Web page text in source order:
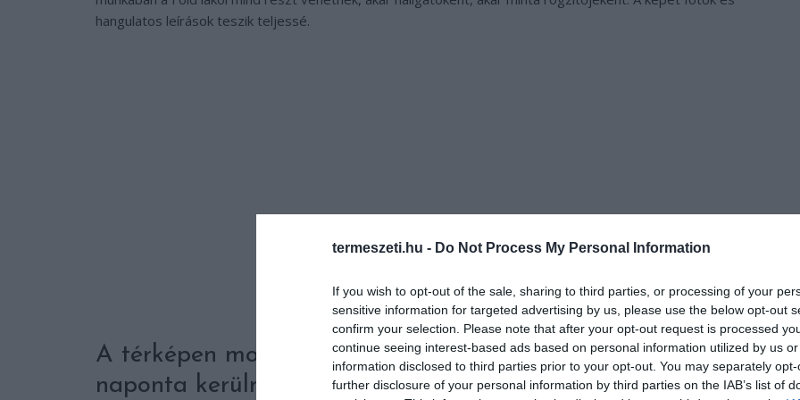
termeszeti.hu - Do Not Process My Personal Information
If you wish to opt-out of the sale, sharing to third parties, or processing of your
sensitive information for targeted advertising by us, please use the below opt-out
confirm your selection. Please note that after your opt-out request is processed
continue seeing interest-based ads based on personal information utilized by us
information disclosed to third parties prior to your opt-out. You may separately
further disclosure of your personal information by third parties on the IAB’s list of
hangulatos leírások teszik teljessé.
A térképen most már több száz felvételt élvezhetünk,
naponta kerülnek fel új minták, eddig több mint 30